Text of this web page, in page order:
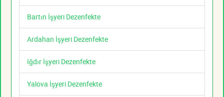
Bartın İşyeri Dezenfekte
Ardahan İşyeri Dezenfekte
Iğdır İşyeri Dezenfekte
Yalova İşyeri Dezenfekte